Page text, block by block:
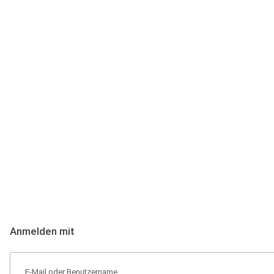
Anmelden mit